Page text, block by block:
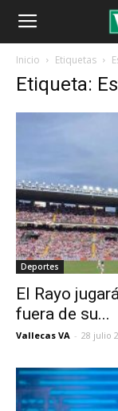
Inicio Etiquetas
Etiqueta:
Deportes
El Rayo
fuera de su...
Vallecas VA - 28 julio